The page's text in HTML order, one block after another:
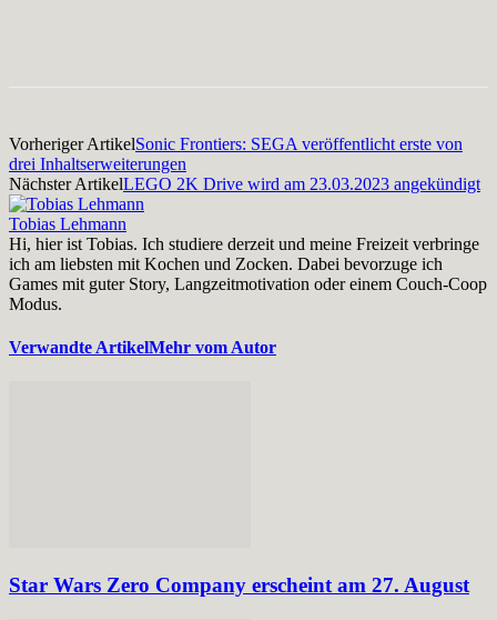
Vorheriger ArtikelSonic Frontiers: SEGA veröffentlicht erste von
drei Inhaltserweiterungen
Nächster ArtikelLEGO 2K Drive wird am 23.03.2023 angekündigt
Tobias Lehmann
Hi, hier ist Tobias. Ich studiere derzeit und meine Freizeit verbringe
ich am liebsten mit Kochen und Zocken. Dabei bevorzuge ich
Games mit guter Story, Langzeitmotivation oder einem Couch-Coop
Modus.
Verwandte ArtikelMehr vom Autor
Star Wars Zero Company erscheint am 27. August